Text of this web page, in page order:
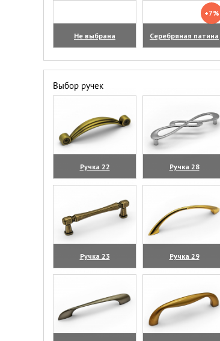
Не выбрана Серебряная патина
+7%
Выбор ручек
Ручка 22
(увеличить)
Ручка 28
(увеличить)
Ручка 23
(увеличить)
Ручка 29
(увеличить)